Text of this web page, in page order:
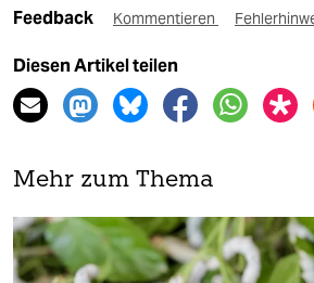
Feedback Kommentieren
Diesen Artikel teilen
Mehr zum Thema